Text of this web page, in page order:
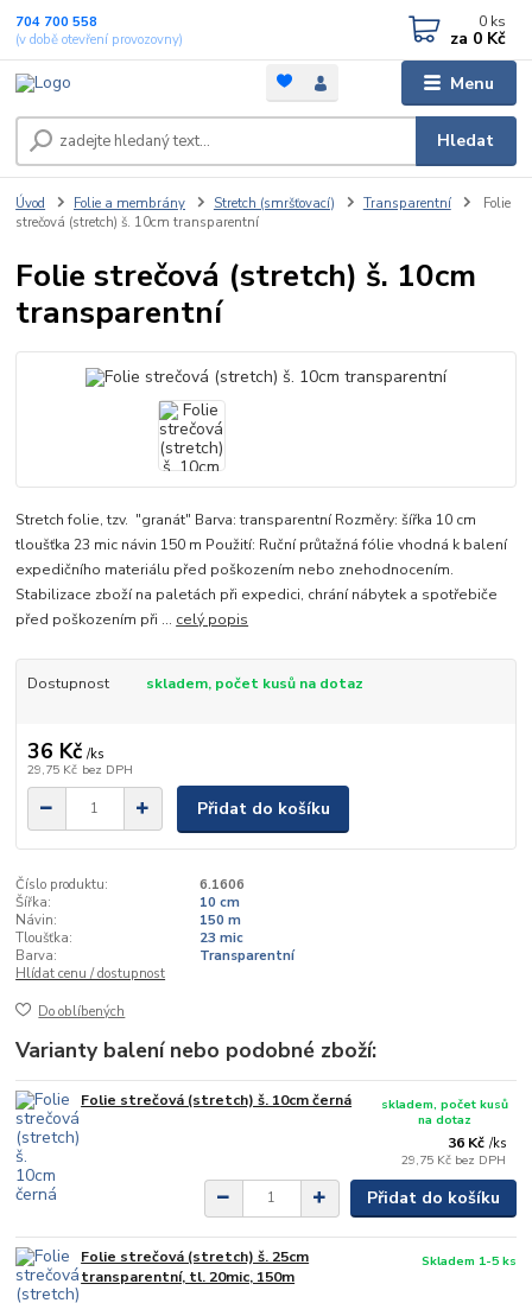
Menu
Hledat
704 700 558
(v době otevření provozovny)
0 ks
za 0 Kč
Úvod Folie a membrány Stretch (smršťovací) Transparentní
Folie
strečová (stretch) š. 10cm transparentní
Folie strečová (stretch) š. 10cm
transparentní
Stretch folie, tzv. "granát" Barva: transparentní Rozměry: šířka 10 cm
tloušťka 23 mic návin 150 m Použití: Ruční průtažná fólie vhodná k balení
expedičního materiálu před poškozením nebo znehodnocením.
Stabilizace zboží na paletách při expedici, chrání nábytek a spotřebiče
před poškozením při ... celý popis
Dostupnost skladem, počet kusů na dotaz
36 Kč /ks
29,75 Kč bez DPH
Přidat do košíku
Číslo produktu:
6.1606
Šířka:
10 cm
Návin:
150 m
Tloušťka:
23 mic
Barva:
Transparentní
Hlídat cenu / dostupnost
Do oblíbených
Varianty balení nebo podobné zboží:
Folie strečová (stretch) š. 10cm černá
36 Kč /ks
29,75 Kč bez DPH
skladem, počet kusů
na dotaz
Přidat do košíku
Folie strečová (stretch) š. 25cm
transparentní, tl. 20mic, 150m
Skladem 1-5 ks